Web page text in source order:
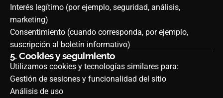
Interés legítimo (por ejemplo, seguridad, análisis,
marketing)
Consentimiento (cuando corresponda, por ejemplo,
suscripción al boletín informativo)
5.Cookies y seguimiento
Utilizamos cookies y tecnologías similares para:
Gestión de sesiones y funcionalidad del sitio
Análisis de uso